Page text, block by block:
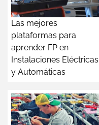
Las mejores
plataformas para
aprender FP en
Instalaciones Eléctricas
y Automáticas